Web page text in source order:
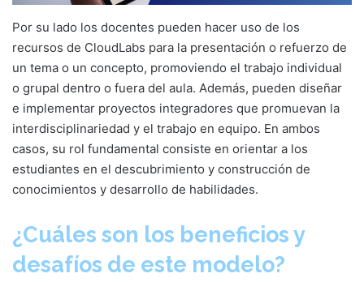
Por su lado los docentes pueden hacer uso de los
recursos de CloudLabs para la presentación o refuerzo de
un tema o un concepto, promoviendo el trabajo individual
o grupal dentro o fuera del aula. Además, pueden diseñar
e implementar proyectos integradores que promuevan la
interdisciplinariedad y el trabajo en equipo. En ambos
casos, su rol fundamental consiste en orientar a los
estudiantes en el descubrimiento y construcción de
conocimientos y desarrollo de habilidades.
¿Cuáles son los beneficios y
desafíos de este modelo?